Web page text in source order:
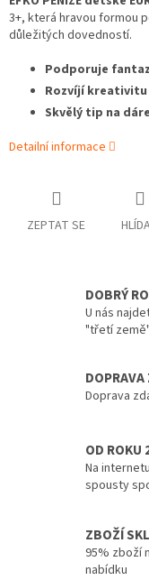
3+, která hravou formou
důležitých dovedností.
Podporuje
Rozvíjí kreativitu
Skvělý tip na
Detailní informace
ZEPTAT SE
DOBRÝ
U nás
"třetí
DOPRAVA
Doprava
OD ROKU
Na
spousty
ZBOŽÍ
95% zboží
nabídku